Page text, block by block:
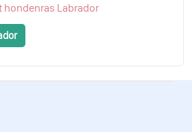
hondenras Labrador